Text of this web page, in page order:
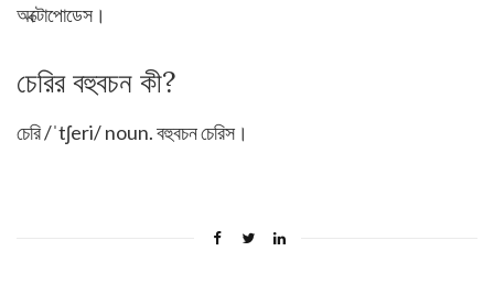
অক্টোপোডেস।
চেরির বহুবচন কী?
চেরি /ˈtʃeri/ noun. বহুবচন চেরিস।